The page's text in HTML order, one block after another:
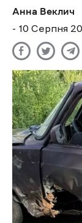
Анна Веклич
- 10 Cерпня